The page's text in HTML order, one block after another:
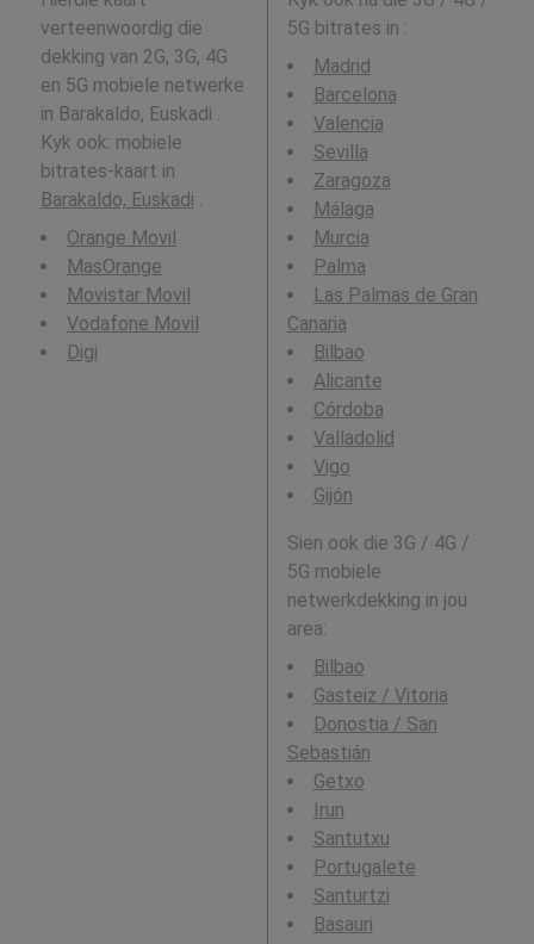
verteenwoordig die
dekking van 2G, 3G, 4G
en 5G mobiele netwerke
in Barakaldo, Euskadi .
Kyk ook: mobiele
bitrates-kaart in
Barakaldo, Euskadi .
Orange Movil
MasOrange
Movistar Movil
Vodafone Movil
Digi
5G bitrates in :
Madrid
Barcelona
Valencia
Sevilla
Zaragoza
Málaga
Murcia
Palma
Las Palmas de Gran
Canaria
Bilbao
Alicante
Córdoba
Valladolid
Vigo
Gijón
Sien ook die 3G / 4G /
5G mobiele
netwerkdekking in jou
area:
Bilbao
Gasteiz / Vitoria
Donostia / San
Sebastián
Getxo
Irun
Santutxu
Portugalete
Santurtzi
Basauri